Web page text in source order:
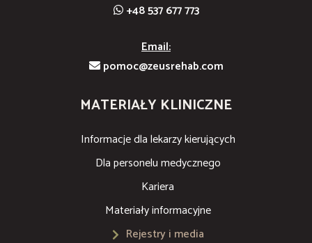
+48 537 677 773
Email:
pomoc@zeusrehab.com
MATERIAŁY KLINICZNE
Informacje dla lekarzy kierujących
Dla personelu medycznego
Kariera
Materiały informacyjne
Rejestry i media